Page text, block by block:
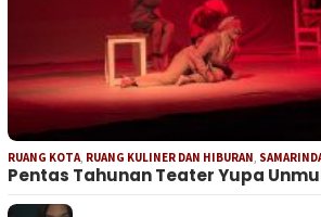
RUANG KOTA RUANG KULINER DAN HIBURAN
Pentas Tahunan Teater Yupa